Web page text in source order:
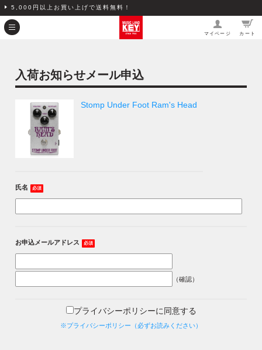
5,000円以上お買い上げで送料無料！
マイページ カート
入荷お知らせメール申込
Stomp Under Foot Ram's Head
氏名 必須
お申込メールアドレス 必須
（確認）
プライバシーポリシーに同意する
※プライバシーポリシー（必ずお読みください）